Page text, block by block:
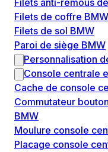
Filets anti-remous
Filets de coffre BMW
Filets de sol BMW
Paroi de siège BMW
Personnalisation
Console centrale
Cache de console
Commutateur
BMW
Moulure console
Placage console